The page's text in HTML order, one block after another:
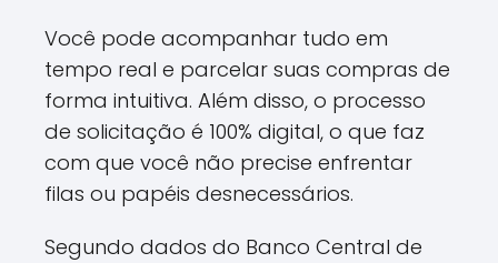
Você pode acompanhar tudo em
tempo real e parcelar suas compras de
forma intuitiva. Além disso, o processo
de solicitação é 100% digital, o que faz
com que você não precise enfrentar
filas ou papéis desnecessários.
Segundo dados do Banco Central de